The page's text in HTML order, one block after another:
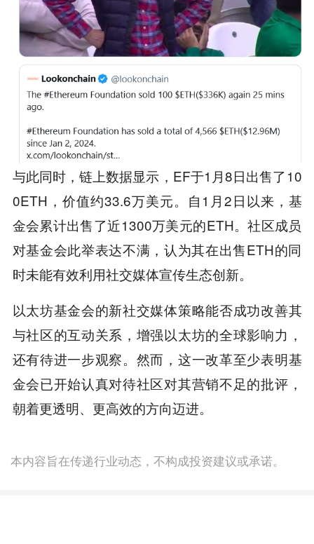
与此同时，链上数据显示，EF于1月8日出售了10
0ETH，价值约33.6万美元。自1月2日以来，基
金会累计出售了近1300万美元的ETH。社区成员
对基金会此举表达不满，认为其在出售ETH的同
时未能有效利用社交媒体宣传生态创新。
以太坊基金会的新社交媒体策略能否成功改善其
与社区的互动关系，增强以太坊的全球影响力，
还有待进一步观察。然而，这一改革至少表明基
金会已开始认真对待社区对其营销不足的批评，
朝着更透明、更高效的方向迈进。
本内容旨在传递行业动态，不构成投资建议或承诺。